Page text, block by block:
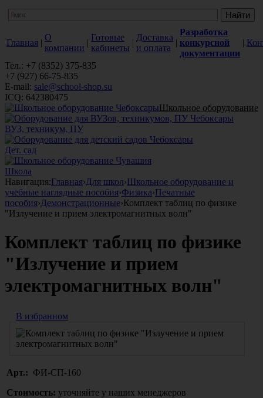
Главная |
О
компании
|
Готовые
кабинеты
|
Доставка
и оплата
|
Разработка
конкурсной
документации
|
Тел.: +7 (8352) 375-835
+7 (927) 66-75-835
E-mail: sale@school-shop.su
ICQ: 642380475
Школьное оборудование
ВУЗ, техникум, ПУ
Дет. сад
Школа
Навигация:Главная›Для школ›Школьное оборудование и
учебные наглядные пособия›Физика›Печатные
пособия›Демонстрационные›Комплект таблиц по физике
"Излучение и прием электромагнитных волн"
Комплект таблиц по физике
"Излучение и прием
электромагнитных волн"
В избранном
Арт.: ФИ-СП-160
Стоимость: уточняйте у наших менеджеров